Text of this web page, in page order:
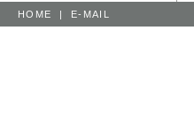
HOME | E-MAIL